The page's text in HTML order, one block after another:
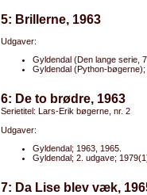
5: Brillerne, 1963
Udgaver:
Gyldendal (Den lange serie,
Gyldendal (Python-
6: De to brødre, 1963
Serietitel: Lars-Erik bøgerne, nr. 2
Udgaver:
Gyldendal; 1963, 1965.
Gyldendal; 2. udgave;
7: Da Lise blev væk,